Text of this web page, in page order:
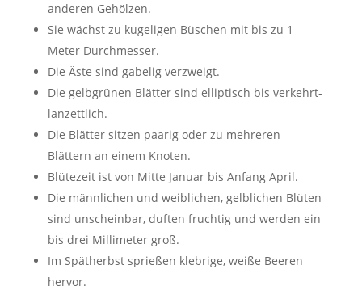
anderen Gehölzen.
Sie wächst zu kugeligen Büschen mit bis zu 1
Meter Durchmesser.
Die Äste sind gabelig verzweigt.
Die gelbgrünen Blätter sind elliptisch bis verkehrt-
lanzettlich.
Die Blätter sitzen paarig oder zu mehreren
Blättern an einem Knoten.
Blütezeit ist von Mitte Januar bis Anfang April.
Die männlichen und weiblichen, gelblichen Blüten
sind unscheinbar, duften fruchtig und werden ein
bis drei Millimeter groß.
Im Spätherbst sprießen klebrige, weiße Beeren
hervor.